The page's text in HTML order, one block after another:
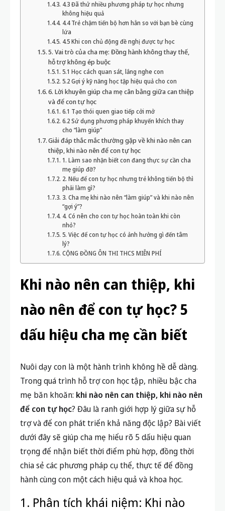
4.3 Đã thử nhiều phương pháp tự học nhưng
không hiệu quả
4.4 Trẻ chậm tiến bộ hơn hẳn so với bạn bè cùng
lứa
4.5 Khi con chủ động đề nghị được tự học
5. Vai trò của cha mẹ: Đồng hành không thay thế,
hỗ trợ không ép buộc
5.1 Học cách quan sát, lắng nghe con
5.2 Gợi ý kỹ năng học tập hiệu quả cho con
6. Lời khuyên giúp cha mẹ cân bằng giữa can thiệp
và để con tự học
6.1 Tạo thói quen giao tiếp cởi mở
6.2 Sử dụng phương pháp khuyến khích thay
cho “làm giúp”
Giải đáp thắc mắc thường gặp về khi nào nên can
thiệp, khi nào nên để con tự học
1. Làm sao nhận biết con đang thực sự cần cha
mẹ giúp đỡ?
2. Nếu để con tự học nhưng trẻ không tiến bộ thì
phải làm gì?
3. Cha mẹ khi nào nên “làm giúp” và khi nào nên
“gợi ý”?
4. Có nên cho con tự học hoàn toàn khi còn
nhỏ?
5. Việc để con tự học có ảnh hưởng gì đến tâm
lý?
CỘNG ĐỒNG ÔN THI THCS MIỄN PHÍ
Khi nào nên can thiệp, khi
nào nên để con tự học? 5
dấu hiệu cha mẹ cần biết
Nuôi dạy con là một hành trình không hề dễ dàng.
Trong quá trình hỗ trợ con học tập, nhiều bậc cha
mẹ băn khoăn: khi nào nên can thiệp, khi nào nên
để con tự học? Đâu là ranh giới hợp lý giữa sự hỗ
trợ và để con phát triển khả năng độc lập? Bài viết
dưới đây sẽ giúp cha mẹ hiểu rõ 5 dấu hiệu quan
trọng để nhận biết thời điểm phù hợp, đồng thời
chia sẻ các phương pháp cụ thể, thực tế để đồng
hành cùng con một cách hiệu quả và khoa học.
1. Phân tích khái niệm: Khi nào